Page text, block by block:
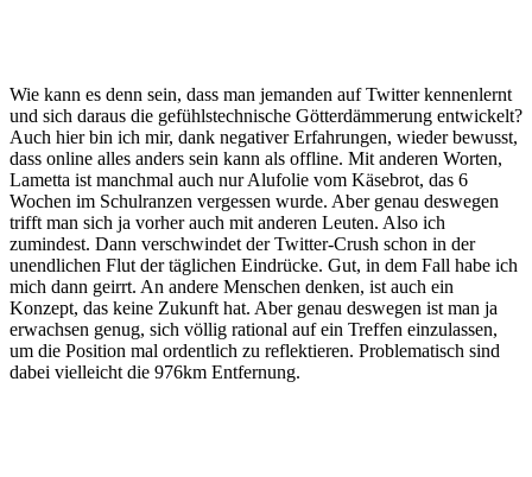
Wie kann es denn sein, dass man jemanden auf Twitter kennenlernt
und sich daraus die gefühlstechnische Götterdämmerung entwickelt?
Auch hier bin ich mir, dank negativer Erfahrungen, wieder bewusst,
dass online alles anders sein kann als offline. Mit anderen Worten,
Lametta ist manchmal auch nur Alufolie vom Käsebrot, das 6
Wochen im Schulranzen vergessen wurde. Aber genau deswegen
trifft man sich ja vorher auch mit anderen Leuten. Also ich
zumindest. Dann verschwindet der Twitter-Crush schon in der
unendlichen Flut der täglichen Eindrücke. Gut, in dem Fall habe ich
mich dann geirrt. An andere Menschen denken, ist auch ein
Konzept, das keine Zukunft hat. Aber genau deswegen ist man ja
erwachsen genug, sich völlig rational auf ein Treffen einzulassen,
um die Position mal ordentlich zu reflektieren. Problematisch sind
dabei vielleicht die 976km Entfernung.